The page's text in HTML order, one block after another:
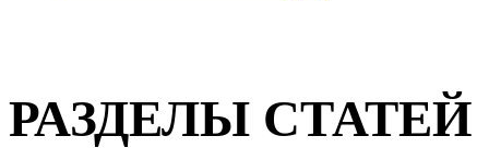
РАЗДЕЛЫ СТАТЕЙ